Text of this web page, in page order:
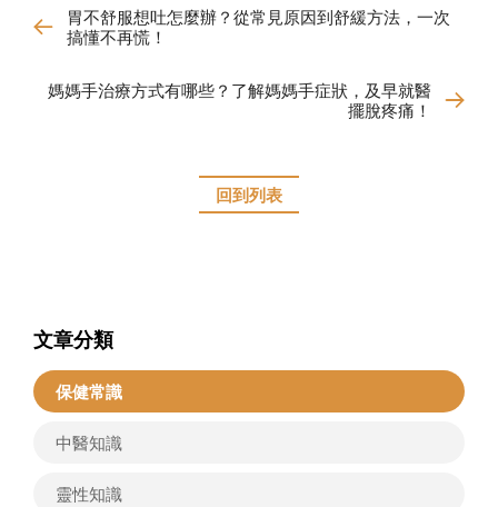
胃不舒服想吐怎麼辦？從常見原因到舒緩方法，一次
搞懂不再慌！
媽媽手治療方式有哪些？了解媽媽手症狀，及早就醫
擺脫疼痛！
回到列表
文章分類
保健常識
中醫知識
靈性知識